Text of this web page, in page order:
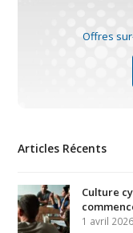
Offres
Articles Récents
Culture
1 avril 2026